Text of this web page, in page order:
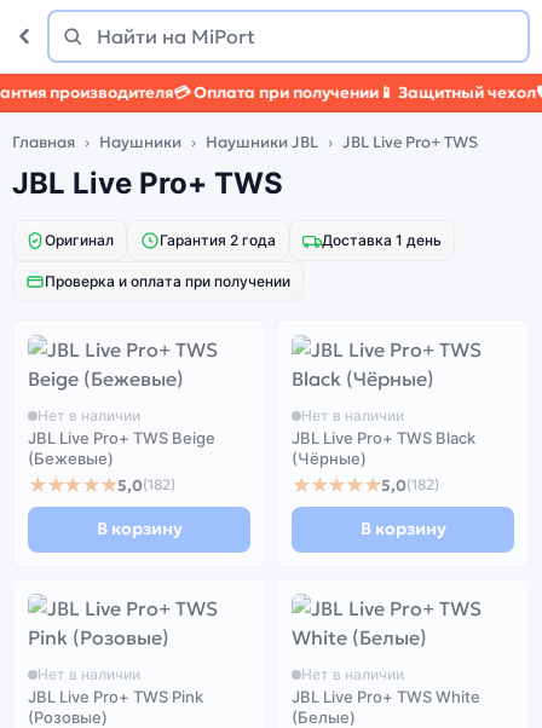
Поиск
Найти
производителя💳 Оплата при получении📱 Защитный чехол🛡️
Главная Наушники Наушники JBL JBL Live Pro+ TWS
JBL Live Pro+ TWS
Оригинал Гарантия 2 года Доставка 1 день
Проверка и оплата при получении
Нет в наличии
JBL Live Pro+ TWS Beige
(Бежевые)
★★★★★5,0(182)
В корзину
Нет в наличии
JBL Live Pro+ TWS Black
(Чёрные)
★★★★★5,0(182)
В корзину
Нет в наличии
JBL Live Pro+ TWS Pink
(Розовые)
Нет в наличии
JBL Live Pro+ TWS White
(Белые)